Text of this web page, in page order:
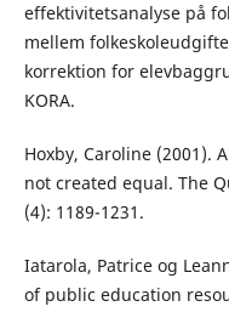
effektivitetsanalyse på
mellem
korrektion for
KORA.
Hoxby, Caroline (2001).
not created equal. The
(4): 1189-1231.
Iatarola, Patrice og
of public education